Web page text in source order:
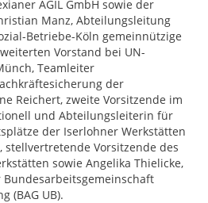
AGIL GmbH sowie der
Manz, Abteilungsleitung
Betriebe-Köln gemeinnützige
Vorstand bei UN-
Teamleiter
der
Reichert, zweite Vorsitzende im
und Abteilungsleiterin für
der Iserlohner Werkstätten
stellvertretende Vorsitzende des
sowie Angelika Thielicke,
(BAG UB).